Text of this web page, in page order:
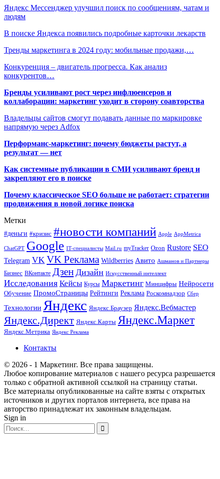
Яндекс Мессенджер улучшил поиск по сообщениям, чатам и
людям
В поиске Яндекса появились подробные карточки лекарств
Тренды маркетинга в 2024 году: мобильные продажи,…
Конкуренция – двигатель прогресса. Как анализ
конкурентов…
Бренды усиливают рост через инфлюенсеров и
коллаборации: маркетинг уходит в сторону соавторства
Владельцы сайтов смогут подавать данные по маркировке
напрямую через Adfox
Перформанс-маркетинг: почему бюджеты растут, а
результат — нет
Как системные публикации в СМИ усиливают бренд и
закрепляют его в поиске
Почему классическое SEO больше не работает: стратегии
продвижения в новой логике поиска
Метки
#деньги #кризис #новости компаний Apple AppMetrica
ChatGPT Google IT-специалисты Mail.ru myTracker Ozon Rustore SEO
Telegram VK VK Реклама Wildberries Авито Ашманов и Партнеры
Бизнес ВКонтакте Дзен Дизайн Искусственный интеллект
Исследования Кейсы Курсы Маркетинг Минцифры Нейросети
Обучение ПромоСтраницы Рейтинги Реклама Роскомнадзор Сбер
Технологии Яндекс Яндекс.Браузер Яндекс.Вебмастер
Яндекс.Директ Яндекс.Карты Яндекс.Маркет
Яндекс.Метрика Яндекс Реклама
Контакты
© 2026 - 1 Маркетинг. Все права защищены.
Любое копирование материалов с нашего ресурса разрешается
только с обратной активной ссылкой на страницу статьи.
Все материалы опубликованные на сайте взяты с открытых
источников и других порталов интернета, все права на
авторство принадлежат их законным владельцам.
Sign in